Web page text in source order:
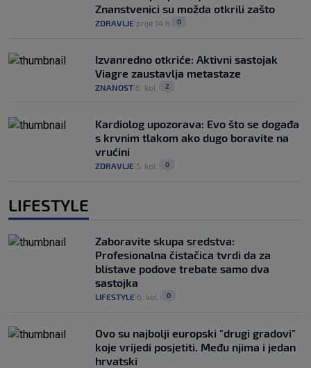
Znanstvenici su možda otkrili zašto
ZDRAVLJE prije 14 h 0
Izvanredno otkriće: Aktivni sastojak
Viagre zaustavlja metastaze
ZNANOST 6. kol. 2
Kardiolog upozorava: Evo što se događa
s krvnim tlakom ako dugo boravite na
vrućini
ZDRAVLJE 5. kol. 0
LIFESTYLE
Zaboravite skupa sredstva:
Profesionalna čistačica tvrdi da za
blistave podove trebate samo dva
sastojka
LIFESTYLE 6. kol. 0
Ovo su najbolji europski "drugi gradovi"
koje vrijedi posjetiti. Među njima i jedan
hrvatski